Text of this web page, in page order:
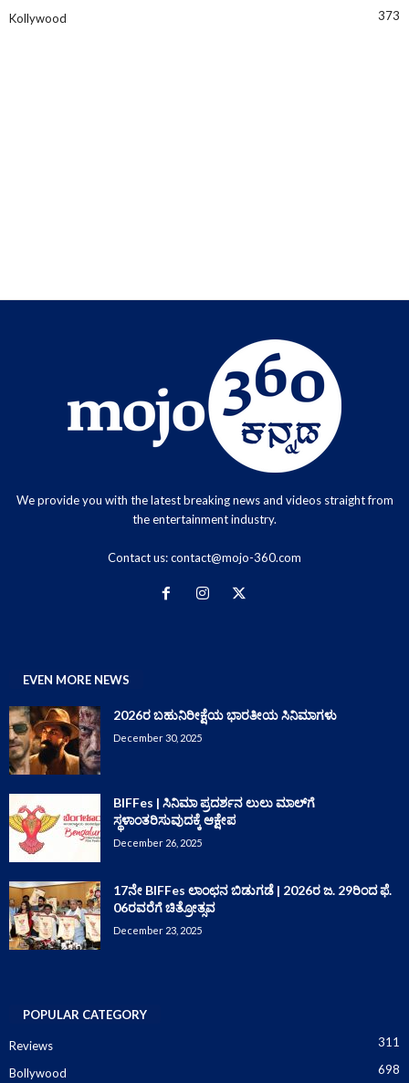
Kollywood 373
We provide you with the latest breaking news and videos straight from
the entertainment industry.
Contact us:contact@mojo-360.com
EVEN MORE NEWS
2026ರ ಬಹುನಿರೀಕ್ಷೆಯ ಭಾರತೀಯ ಸಿನಿಮಾಗಳು
December 30, 2025
BIFFes | ಸಿನಿಮಾ ಪ್ರದರ್ಶನ ಲುಲು ಮಾಲ್‌ಗೆ
ಸ್ಥಳಾಂತರಿಸುವುದಕ್ಕೆ ಆಕ್ಷೇಪ
December 26, 2025
17ನೇ BIFFes ಲಾಂಛನ ಬಿಡುಗಡೆ | 2026ರ ಜ. 29ರಿಂದ ಫೆ.
06ರವರೆಗೆ ಚಿತ್ರೋತ್ಸವ
December 23, 2025
POPULAR CATEGORY
Reviews 311
Bollywood 698